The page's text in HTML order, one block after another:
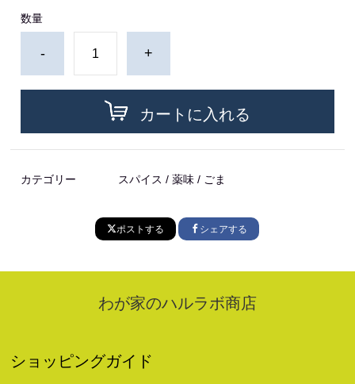
数量
- +
カートに入れる
カテゴリー スパイス / 薬味 / ごま
ポストする シェアする
わが家のハルラボ商店
ショッピングガイド